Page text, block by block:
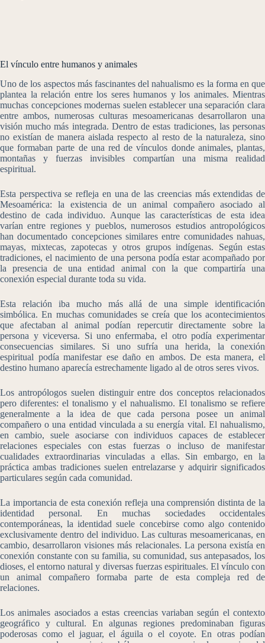
El vínculo entre humanos y animales
Uno de los aspectos más fascinantes del nahualismo es la forma en que
plantea la relación entre los seres humanos y los animales. Mientras
muchas concepciones modernas suelen establecer una separación clara
entre ambos, numerosas culturas mesoamericanas desarrollaron una
visión mucho más integrada. Dentro de estas tradiciones, las personas
no existían de manera aislada respecto al resto de la naturaleza, sino
que formaban parte de una red de vínculos donde animales, plantas,
montañas y fuerzas invisibles compartían una misma realidad
espiritual.
Esta perspectiva se refleja en una de las creencias más extendidas de
Mesoamérica: la existencia de un animal compañero asociado al
destino de cada individuo. Aunque las características de esta idea
varían entre regiones y pueblos, numerosos estudios antropológicos
han documentado concepciones similares entre comunidades nahuas,
mayas, mixtecas, zapotecas y otros grupos indígenas. Según estas
tradiciones, el nacimiento de una persona podía estar acompañado por
la presencia de una entidad animal con la que compartiría una
conexión especial durante toda su vida.
Esta relación iba mucho más allá de una simple identificación
simbólica. En muchas comunidades se creía que los acontecimientos
que afectaban al animal podían repercutir directamente sobre la
persona y viceversa. Si uno enfermaba, el otro podía experimentar
consecuencias similares. Si uno sufría una herida, la conexión
espiritual podía manifestar ese daño en ambos. De esta manera, el
destino humano aparecía estrechamente ligado al de otros seres vivos.
Los antropólogos suelen distinguir entre dos conceptos relacionados
pero diferentes: el tonalismo y el nahualismo. El tonalismo se refiere
generalmente a la idea de que cada persona posee un animal
compañero o una entidad vinculada a su energía vital. El nahualismo,
en cambio, suele asociarse con individuos capaces de establecer
relaciones especiales con estas fuerzas o incluso de manifestar
cualidades extraordinarias vinculadas a ellas. Sin embargo, en la
práctica ambas tradiciones suelen entrelazarse y adquirir significados
particulares según cada comunidad.
La importancia de esta conexión refleja una comprensión distinta de la
identidad personal. En muchas sociedades occidentales
contemporáneas, la identidad suele concebirse como algo contenido
exclusivamente dentro del individuo. Las culturas mesoamericanas, en
cambio, desarrollaron visiones más relacionales. La persona existía en
conexión constante con su familia, su comunidad, sus antepasados, los
dioses, el entorno natural y diversas fuerzas espirituales. El vínculo con
un animal compañero formaba parte de esta compleja red de
relaciones.
Los animales asociados a estas creencias variaban según el contexto
geográfico y cultural. En algunas regiones predominaban figuras
poderosas como el jaguar, el águila o el coyote. En otras podían